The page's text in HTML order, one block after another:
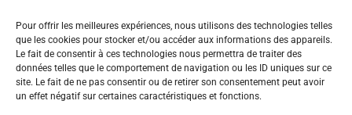
Pour offrir les meilleures expériences, nous utilisons des technologies telles
que les cookies pour stocker et/ou accéder aux informations des appareils.
Le fait de consentir à ces technologies nous permettra de traiter des
données telles que le comportement de navigation ou les ID uniques sur ce
site. Le fait de ne pas consentir ou de retirer son consentement peut avoir
un effet négatif sur certaines caractéristiques et fonctions.
JO
Suivez-Nous